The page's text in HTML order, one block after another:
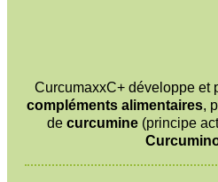
CurcumaxxC+ développe et
compléments alimentaires,
de curcumine (principe